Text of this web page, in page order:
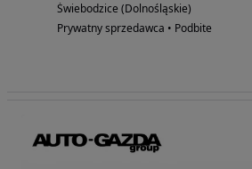
Świebodzice (Dolnośląskie)
Prywatny sprzedawca • Podbite